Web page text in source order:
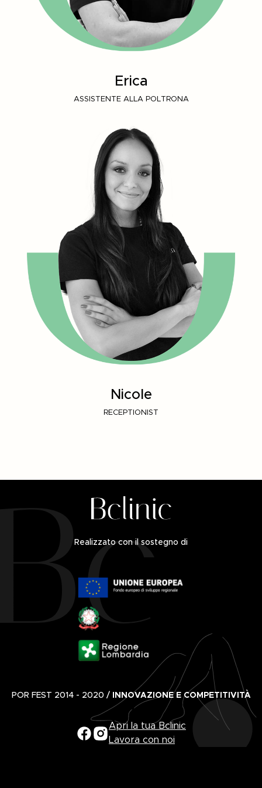
Erica
ASSISTENTE ALLA POLTRONA
Nicole
RECEPTIONIST
Realizzato con il sostegno di
POR FEST 2014 - 2020 / INNOVAZIONE E COMPETITIVITÀ
Apri la tua Bclinic
Lavora con noi